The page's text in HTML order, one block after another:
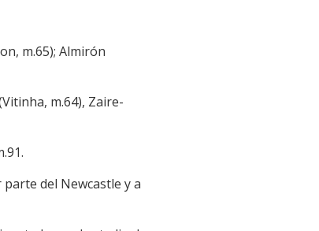
m.65); Almirón
m.64), Zaire-
del Newcastle y a